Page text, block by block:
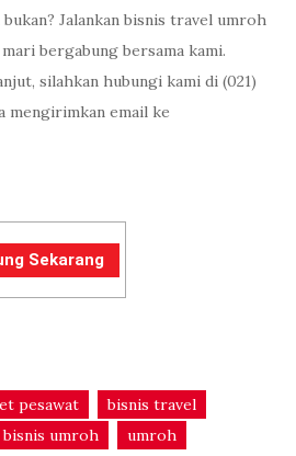
Jalankan bisnis travel umroh
bergabung bersama kami.
silahkan hubungi kami di (021)
mengirimkan email ke
Sekarang
pesawat
bisnis travel
bisnis umroh umroh